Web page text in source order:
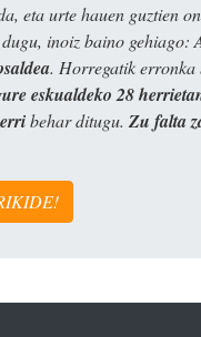
eta urte hauen guztien
inoiz baino gehiago:
. Horregatik erronka
eskualdeko 28
behar ditugu. Zu falta